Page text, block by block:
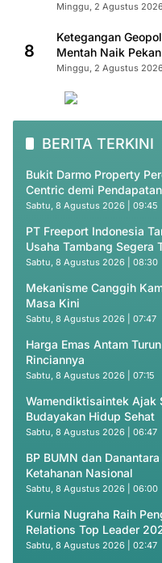
Minggu, 2 Agustus
8
Ketegangan
Mentah Naik
Minggu, 2 Agustus
BERITA TERKINI
Bukit Darmo Property
Centric demi
Sabtu, 8 Agustus 2026 | 09:45
PT Freeport Indonesia
Usaha Tambang Segera
Sabtu, 8 Agustus 2026 | 08:30
Mekanisme Canggih
Masa Kini
Sabtu, 8 Agustus 2026 | 07:47
Harga Emas Antam
Rinciannya
Sabtu, 8 Agustus 2026 | 07:15
Wamendiktisaintek Ajak
Budayakan Hidup Sehat
Sabtu, 8 Agustus 2026 | 06:47
BP BUMN dan
Ketahanan Nasional
Sabtu, 8 Agustus 2026 | 06:00
Kurnia Nugraha Raih
Relations Top Leader
Sabtu, 8 Agustus 2026 | 02:47